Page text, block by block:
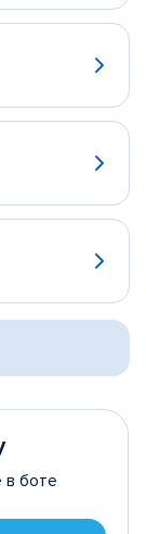
в боте